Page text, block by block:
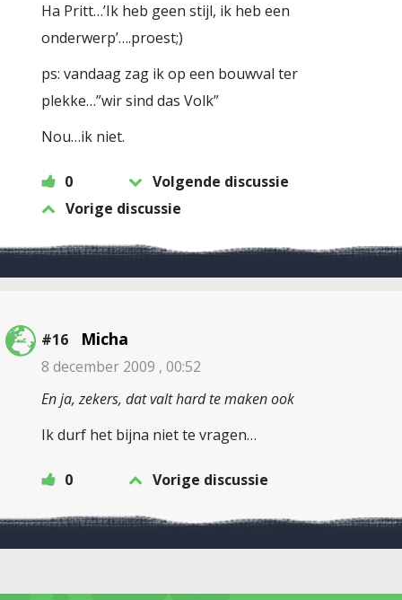
Ha Pritt…’Ik heb geen stijl, ik heb een
onderwerp’….proest;)
ps: vandaag zag ik op een bouwval ter
plekke…”wir sind das Volk”
Nou…ik niet.
0
Volgende discussie
Vorige discussie
#16 Micha
8 december 2009 , 00:52
En ja, zekers, dat valt hard te maken ook
Ik durf het bijna niet te vragen…
0 Vorige discussie